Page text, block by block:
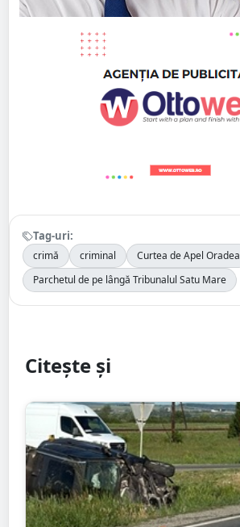
Tag-uri:
crimă criminal
Curtea de Apel Oradea
Parchetul de pe lângă Tribunalul Satu Mare
Citește și